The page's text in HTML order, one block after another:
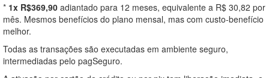
* 1x R$369,90 adiantado para 12 meses, equivalente a R$ 30,82 por
mês. Mesmos benefícios do plano mensal, mas com custo-benefício
melhor.
Todas as transações são executadas em ambiente seguro,
intermediadas pelo pagSeguro.